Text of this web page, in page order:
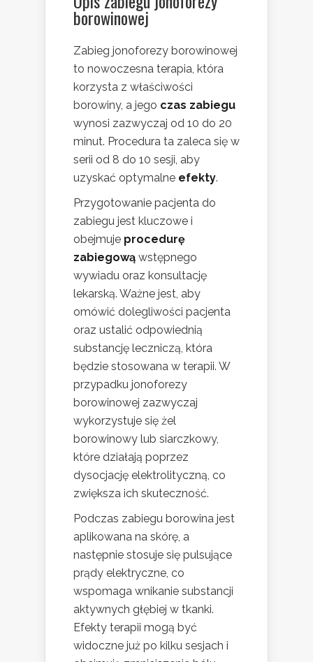
borowinowej
Zabieg jonoforezy borowinowej
to nowoczesna terapia, która
korzysta z właściwości
borowiny, a jego czas zabiegu
wynosi zazwyczaj od 10 do 20
minut. Procedura ta zaleca się w
serii od 8 do 10 sesji, aby
uzyskać optymalne efekty.
Przygotowanie pacjenta do
zabiegu jest kluczowe i
obejmuje procedurę
zabiegową wstępnego
wywiadu oraz konsultację
lekarską. Ważne jest, aby
omówić dolegliwości pacjenta
oraz ustalić odpowiednią
substancję leczniczą, która
będzie stosowana w terapii. W
przypadku jonoforezy
borowinowej zazwyczaj
wykorzystuje się żel
borowinowy lub siarczkowy,
które działają poprzez
dysocjację elektrolityczną, co
zwiększa ich skuteczność.
Podczas zabiegu borowina jest
aplikowana na skórę, a
następnie stosuje się pulsujące
prądy elektryczne, co
wspomaga wnikanie substancji
aktywnych głębiej w tkanki.
Efekty terapii mogą być
widoczne już po kilku sesjach i